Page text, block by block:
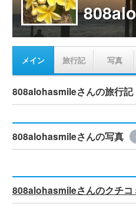
メイン 旅行記 写真
808alohasmileさんの旅行記
808alohasmileさんの写真
808alohasmileさんのクチコ